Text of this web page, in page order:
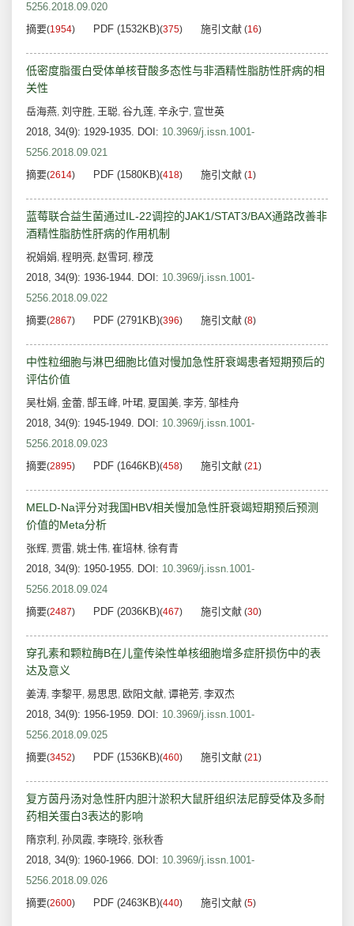
5256.2018.09.020
摘要(1954) PDF (1532KB)(375) 施引文献 (16)
低密度脂蛋白受体单核苷酸多态性与非酒精性脂肪性肝病的相
关性
岳海燕, 刘守胜, 王聪, 谷九莲, 辛永宁, 宣世英
2018, 34(9): 1929-1935. DOI: 10.3969/j.issn.1001-
5256.2018.09.021
摘要(2614) PDF (1580KB)(418) 施引文献 (1)
蓝莓联合益生菌通过IL-22调控的JAK1/STAT3/BAX通路改善非
酒精性脂肪性肝病的作用机制
祝娟娟, 程明亮, 赵雪珂, 穆茂
2018, 34(9): 1936-1944. DOI: 10.3969/j.issn.1001-
5256.2018.09.022
摘要(2867) PDF (2791KB)(396) 施引文献 (8)
中性粒细胞与淋巴细胞比值对慢加急性肝衰竭患者短期预后的
评估价值
吴杜娟, 金蕾, 郜玉峰, 叶珺, 夏国美, 李芳, 邹桂舟
2018, 34(9): 1945-1949. DOI: 10.3969/j.issn.1001-
5256.2018.09.023
摘要(2895) PDF (1646KB)(458) 施引文献 (21)
MELD-Na评分对我国HBV相关慢加急性肝衰竭短期预后预测
价值的Meta分析
张辉, 贾雷, 姚士伟, 崔培林, 徐有青
2018, 34(9): 1950-1955. DOI: 10.3969/j.issn.1001-
5256.2018.09.024
摘要(2487) PDF (2036KB)(467) 施引文献 (30)
穿孔素和颗粒酶B在儿童传染性单核细胞增多症肝损伤中的表
达及意义
姜涛, 李黎平, 易思思, 欧阳文献, 谭艳芳, 李双杰
2018, 34(9): 1956-1959. DOI: 10.3969/j.issn.1001-
5256.2018.09.025
摘要(3452) PDF (1536KB)(460) 施引文献 (21)
复方茵丹汤对急性肝内胆汁淤积大鼠肝组织法尼醇受体及多耐
药相关蛋白3表达的影响
隋京利 , 孙凤霞, 李晓玲, 张秋香
2018, 34(9): 1960-1966. DOI: 10.3969/j.issn.1001-
5256.2018.09.026
摘要(2600) PDF (2463KB)(440) 施引文献 (5)